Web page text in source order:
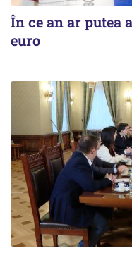
În ce an ar putea
euro